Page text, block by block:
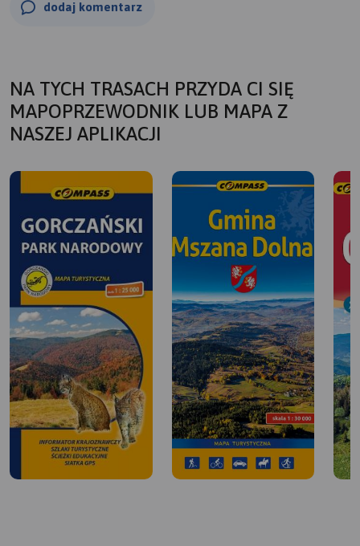
dodaj komentarz
NA TYCH TRASACH PRZYDA CI SIĘ
MAPOPRZEWODNIK LUB MAPA Z
NASZEJ APLIKACJI